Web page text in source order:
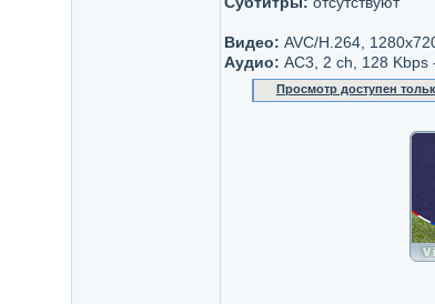
Видео: AVC/H.264,
Аудио: AC3, 2 ch, 128 Kbps
Просмотр доступен